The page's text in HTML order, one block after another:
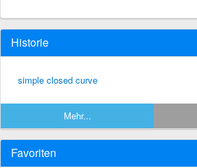
Historie
simple closed curve
Mehr...
Favoriten